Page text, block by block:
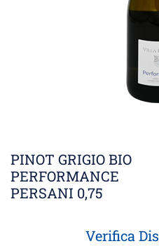
PINOT GRIGIO BIO
PERFORMANCE
PERSANI 0,75
Verifica